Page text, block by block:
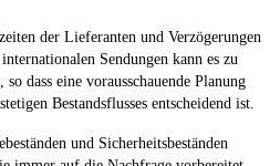
der Lieferanten und Verzögerungen
Sendungen kann es zu
dass eine vorausschauende Planung
Bestandsflusses entscheidend ist.
und Sicherheitsbeständen